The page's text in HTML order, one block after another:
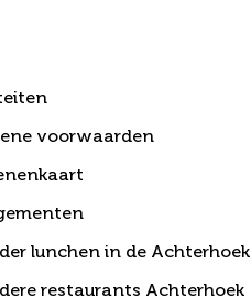
voorwaarden
lunchen in de Achterhoek
restaurants Achterhoek